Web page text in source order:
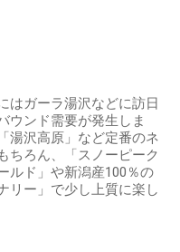
はガーラ湯沢などに訪日
ウンド需要が発生しま
湯沢高原」など定番のネ
ちろん、「スノーピーク
ルド」や新潟産100％の
リー」で少し上質に楽し